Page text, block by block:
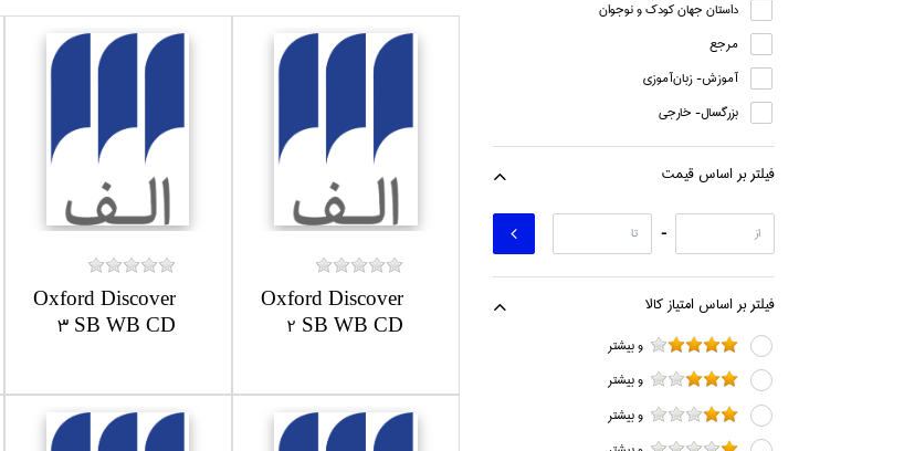
داستان جهان كودك و نوجوان
مرجع
آموزش- زبان‌آموزي
بزرگسال- خارجي
فيلتر بر اساس قيمت
-
فيلتر بر اساس امتياز كالا
و بيشتر
و بيشتر
و بيشتر
Oxford Discover
2 SB WB CD
Oxford Discover
3 SB WB CD